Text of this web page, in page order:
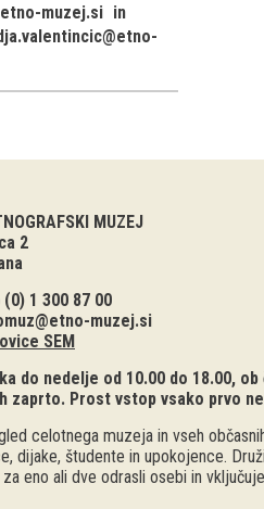
muzej.si in
MUZEJ
2
1 300 87 00
muzej.si
SEM
do nedelje od 10.00 do 18.00,
zaprto. Prost vstop vsako prvo
celotnega muzeja in vseh
dijake, študente in upokojence.
eno ali dve odrasli osebi in